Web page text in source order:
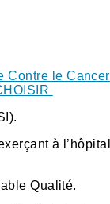
Contre le Cancer
à l’hôpital
Qualité.